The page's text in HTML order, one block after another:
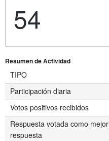
54
Resumen de Actividad
TIPO
Participación diaria
Votos positivos recibidos
Respuesta votada como mejor
respuesta